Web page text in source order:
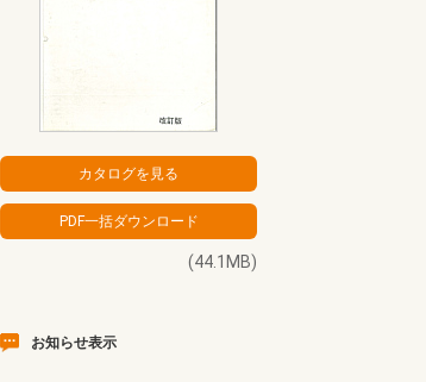
(44.1MB)
お知らせ表示